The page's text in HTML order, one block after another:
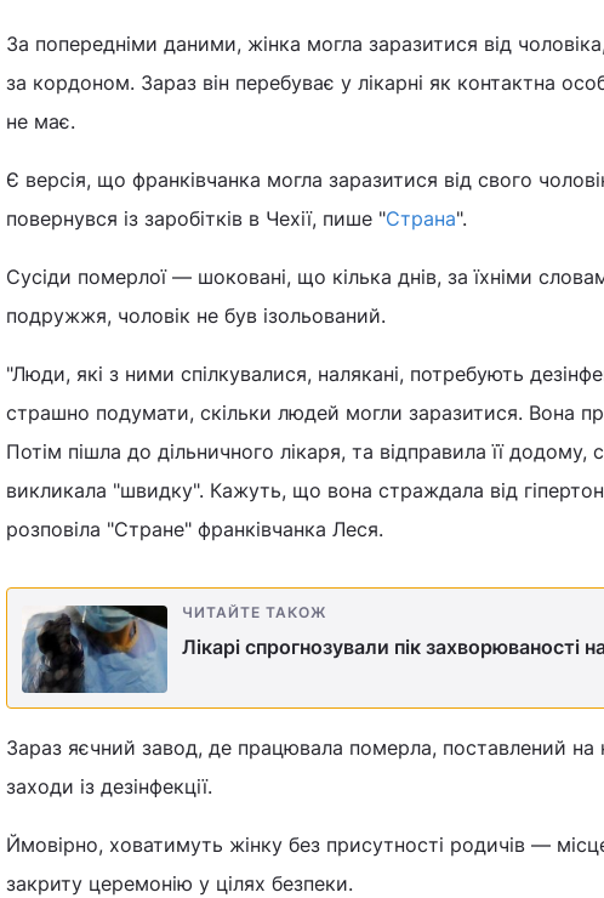
За попередніми даними, жінка могла заразитися від
за кордоном. Зараз він перебуває у лікарні як контактна
не має.
Є версія, що франківчанка могла заразитися від свого
повернувся із заробітків в Чехії, пише "Страна".
Сусіди померлої — шоковані, що кілька днів, за їхніми
подружжя, чоловік не був ізольований.
"Люди, які з ними спілкувалися, налякані, потребують
страшно подумати, скільки людей могли заразитися. Вона
Потім пішла до дільничного лікаря, та відправила її
викликала "швидку". Кажуть, що вона страждала від
розповіла "Стране" франківчанка Леся.
ЧИТАЙТЕ ТАКОЖ
Лікарі спрогнозували пік захворюваності
Зараз яєчний завод, де працювала померла, поставлений на
заходи із дезінфекції.
Ймовірно, ховатимуть жінку без присутності родичів —
закриту церемонію у цілях безпеки.